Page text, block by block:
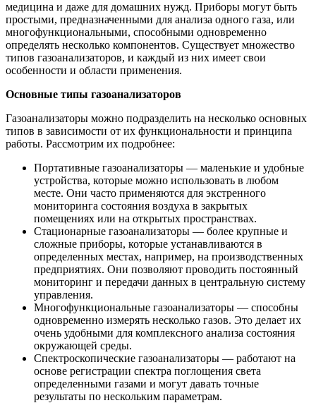
медицина и даже для домашних нужд. Приборы могут быть
простыми, предназначенными для анализа одного газа, или
многофункциональными, способными одновременно
определять несколько компонентов. Существует множество
типов газоанализаторов, и каждый из них имеет свои
особенности и области применения.
Основные типы газоанализаторов
Газоанализаторы можно подразделить на несколько основных
типов в зависимости от их функциональности и принципа
работы. Рассмотрим их подробнее:
Портативные газоанализаторы — маленькие и удобные
устройства, которые можно использовать в любом
месте. Они часто применяются для экстренного
мониторинга состояния воздуха в закрытых
помещениях или на открытых пространствах.
Стационарные газоанализаторы — более крупные и
сложные приборы, которые устанавливаются в
определенных местах, например, на производственных
предприятиях. Они позволяют проводить постоянный
мониторинг и передачи данных в центральную систему
управления.
Многофункциональные газоанализаторы — способны
одновременно измерять несколько газов. Это делает их
очень удобными для комплексного анализа состояния
окружающей среды.
Спектроскопические газоанализаторы — работают на
основе регистрации спектра поглощения света
определенными газами и могут давать точные
результаты по нескольким параметрам.